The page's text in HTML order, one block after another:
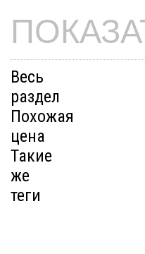
Весь
раздел
Похожая
цена
Такие
же
теги